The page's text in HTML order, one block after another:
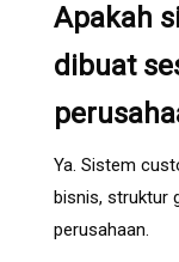
Apakah
dibuat
Ya. Sistem
bisnis, struktur
perusahaan.